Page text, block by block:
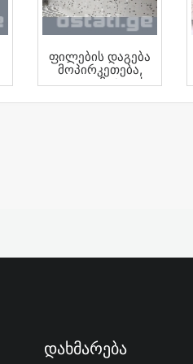
Ფილების Დაგება
Მოპირკეთება,
Კაფელი Მეტლახი
Დახმარება